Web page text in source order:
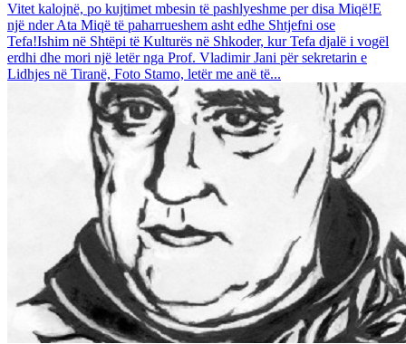
Vitet kalojnë, po kujtimet mbesin të pashlyeshme per disa Miqë!E
një nder Ata Miqë të paharrueshem asht edhe Shtjefni ose
Tefa!Ishim në Shtëpi të Kulturës në Shkoder, kur Tefa djalë i vogël
erdhi dhe mori një letër nga Prof. Vladimir Jani për sekretarin e
Lidhjes në Tiranë, Foto Stamo, letër me anë të...